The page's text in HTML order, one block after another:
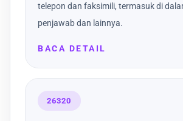
telepon dan faksimili, termasuk di
penjawab dan lainnya.
BACA DETAIL
26320